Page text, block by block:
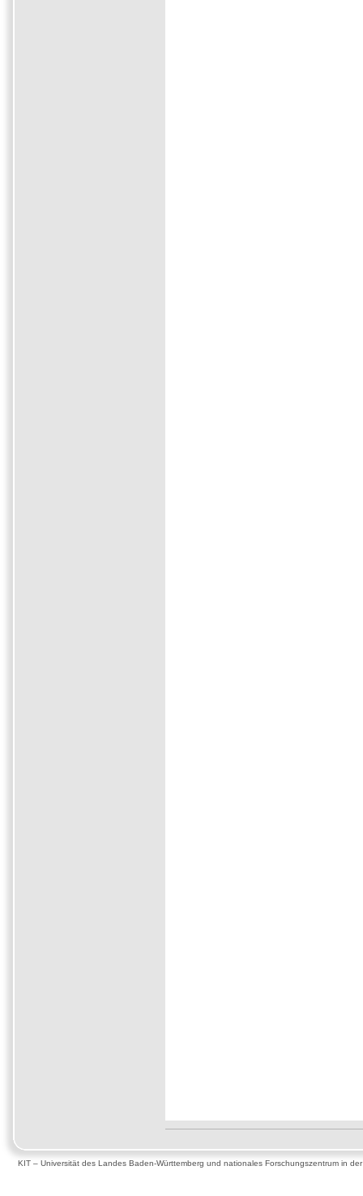
KIT – Universität des Landes Baden-Württemberg und nationales Forschungszentrum in